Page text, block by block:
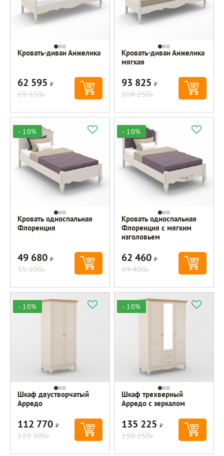
Кровать-диван Анжелика
62 595Р
69 550Р
Кровать-диван Анжелика
мягкая
93 825Р
104 250Р
- 10%
Кровать односпальная
Флоренция
49 680Р
55 200Р
- 10%
Кровать односпальная
Флоренция с мягким
изголовьем
62 460Р
69 400Р
- 10%
Шкаф двустворчатый
Арредо
112 770Р
125 300Р
- 10%
Шкаф трехверный
Арредо с зеркалом
135 225Р
150 250Р